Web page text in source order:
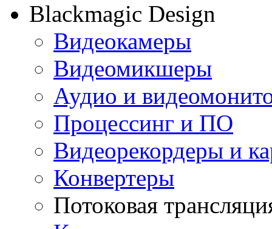
Blackmagic Design
Видеокамеры
Видеомикшеры
Аудио и
Процессинг и ПО
Видеорекордеры и
Конвертеры
Потоковая